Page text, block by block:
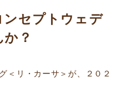
セプトウェデ
？
＜リ・カーサ＞が、２０２